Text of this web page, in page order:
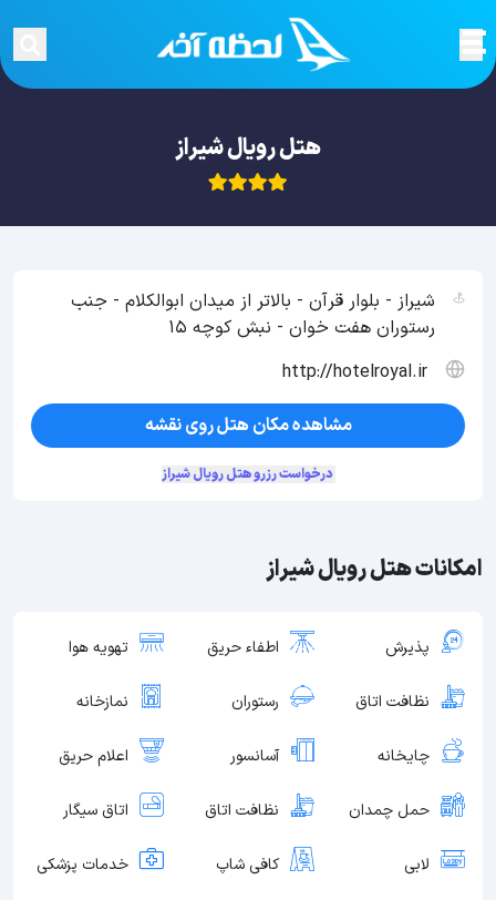
هتل رویال شیراز
امکانات هتل رویال شیراز
پذیرش اطفاء حریق تهویه هوا
نظافت اتاق رستوران نمازخانه
چایخانه آسانسور اعلام حریق
حمل چمدان نظافت اتاق اتاق سیگار
لابی کافی شاپ خدمات پزشکی
شیراز - بلوار قرآن - بالاتر از میدان ابوالکلام - جنب
رستوران هفت خوان - نبش کوچه 15
http://hotelroyal.ir
مشاهده مکان هتل روی نقشه
درخواست رزرو هتل رویال شیراز